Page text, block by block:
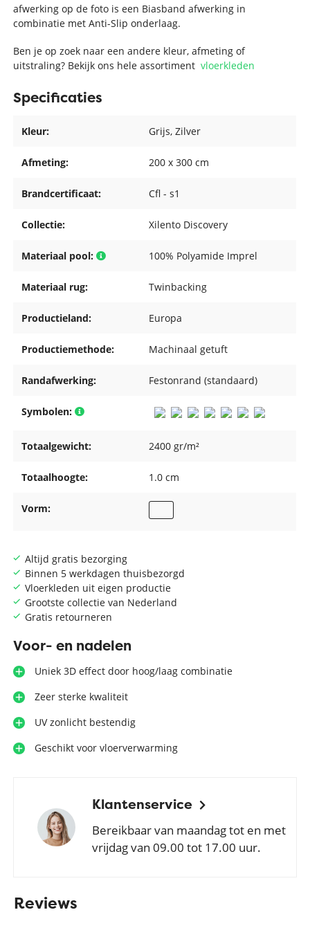
Altijd gratis bezorging
Binnen 5 werkdagen thuisbezorgd
Vloerkleden uit eigen productie
Grootste collectie van Nederland
Gratis retourneren
Voor- en nadelen
Uniek 3D effect door hoog/laag combinatie
Zeer sterke kwaliteit
UV zonlicht bestendig
Geschikt voor vloerverwarming
Klantenservice
Bereikbaar van maandag tot en met
vrijdag van 09.00 tot 17.00 uur.
afwerking op de foto is een Biasband afwerking in
combinatie met Anti-Slip onderlaag.
Ben je op zoek naar een andere kleur, afmeting of
uitstraling? Bekijk ons hele assortimentvloerkleden
Specificaties
Kleur: Grijs, Zilver
Afmeting: 200 x 300 cm
Brandcertificaat: Cfl - s1
Collectie: Xilento Discovery
Materiaal pool: 100% Polyamide Imprel
Materiaal rug: Twinbacking
Productieland: Europa
Productiemethode: Machinaal getuft
Randafwerking: Festonrand (standaard)
Symbolen:
Totaalgewicht: 2400 gr/m²
Totaalhoogte: 1.0 cm
Vorm:
Reviews